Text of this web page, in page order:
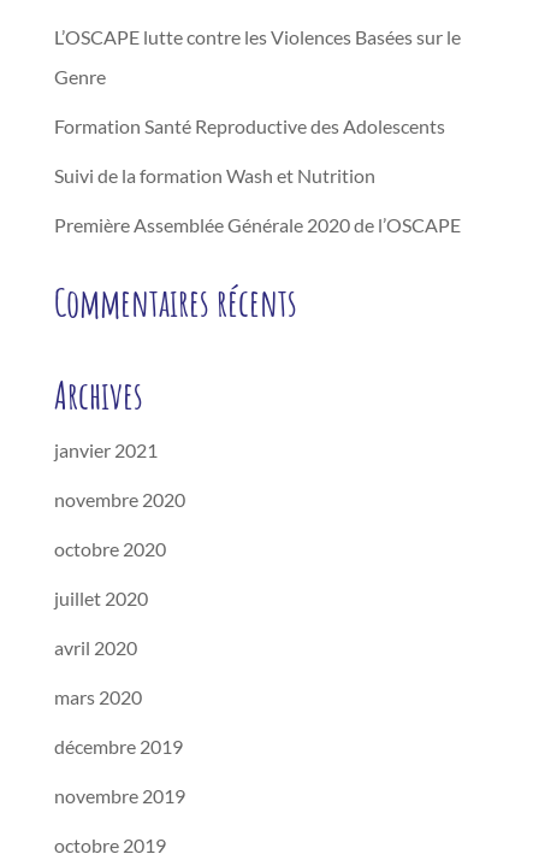
L’OSCAPE lutte contre les Violences Basées sur le
Genre
Formation Santé Reproductive des Adolescents
Suivi de la formation Wash et Nutrition
Première Assemblée Générale 2020 de l’OSCAPE
Commentaires récents
Archives
janvier 2021
novembre 2020
octobre 2020
juillet 2020
avril 2020
mars 2020
décembre 2019
novembre 2019
octobre 2019